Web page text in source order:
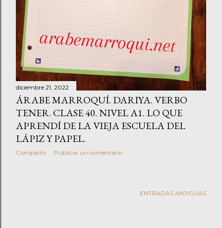
diciembre 21, 2022
ÁRABE MARROQUÍ. DARIYA. VERBO
TENER. CLASE 40. NIVEL A1. LO QUE
APRENDÍ DE LA VIEJA ESCUELA DEL
LÁPIZ Y PAPEL.
Compartir Publicar un comentario
ENTRADAS ANTIGUAS